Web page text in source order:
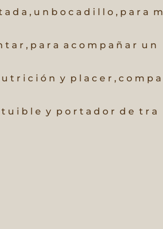
a d a , u n b o c a d i l l o , p a r a m
t a r , p a r a a c o m p a ñ a r u n
t r i c i ó n y p l a c e r , c o m p a
u i b l e y p o r t a d o r d e t r a